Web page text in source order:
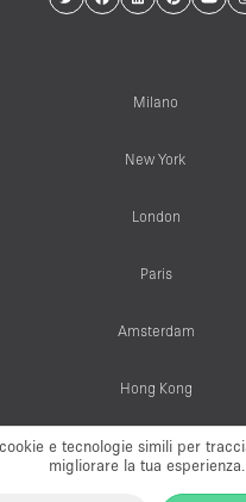
e tecnologie simili per
migliorare la tua esperienza.
Milano
New York
London
Paris
Amsterdam
Hong Kong